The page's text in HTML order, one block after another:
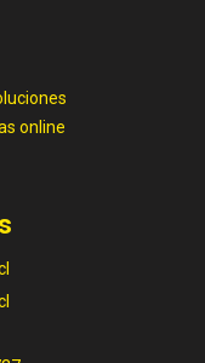
online